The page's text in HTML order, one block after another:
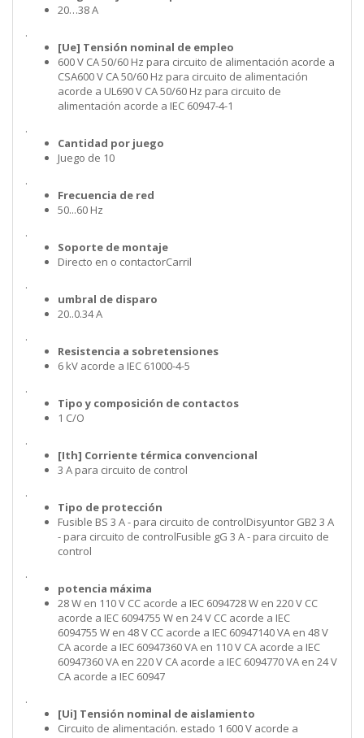
20…38 A
.
[Ue] Tensión nominal de empleo
600 V CA 50/60 Hz para circuito de alimentación acorde a
CSA600 V CA 50/60 Hz para circuito de alimentación
acorde a UL690 V CA 50/60 Hz para circuito de
alimentación acorde a IEC 60947-4-1
.
Cantidad por juego
Juego de 10
.
Frecuencia de red
50...60 Hz
.
Soporte de montaje
Directo en o contactorCarril
.
umbral de disparo
20..0.34 A
.
Resistencia a sobretensiones
6 kV acorde a IEC 61000-4-5
.
Tipo y composición de contactos
1 C/O
.
[Ith] Corriente térmica convencional
3 A para circuito de control
.
Tipo de protección
Fusible BS 3 A - para circuito de controlDisyuntor GB2 3 A
- para circuito de controlFusible gG 3 A - para circuito de
control
.
potencia máxima
28 W en 110 V CC acorde a IEC 6094728 W en 220 V CC
acorde a IEC 6094755 W en 24 V CC acorde a IEC
6094755 W en 48 V CC acorde a IEC 60947140 VA en 48 V
CA acorde a IEC 60947360 VA en 110 V CA acorde a IEC
60947360 VA en 220 V CA acorde a IEC 6094770 VA en 24 V
CA acorde a IEC 60947
.
[Ui] Tensión nominal de aislamiento
Circuito de alimentación. estado 1 600 V acorde a